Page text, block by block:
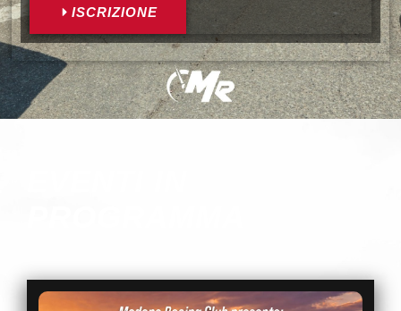
ISCRIZIONE